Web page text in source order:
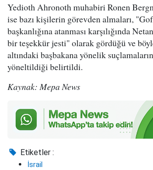
Yedioth Ahronoth muhabiri Ronen
ise bazı kişilerin görevden almaları,
başkanlığına atanması karşılığında
bir teşekkür jesti" olarak gördüğü ve
altındaki başbakana yönelik
yöneltildiği belirtildi.
Kaynak: Mepa News
Etiketler :
İsrail